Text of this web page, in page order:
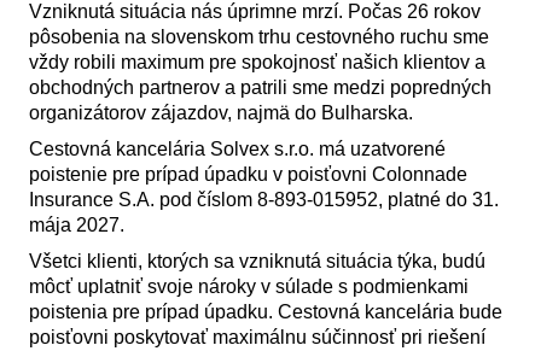
Vzniknutá situácia nás úprimne mrzí. Počas 26 rokov
pôsobenia na slovenskom trhu cestovného ruchu sme
vždy robili maximum pre spokojnosť našich klientov a
obchodných partnerov a patrili sme medzi popredných
organizátorov zájazdov, najmä do Bulharska.
Cestovná kancelária Solvex s.r.o. má uzatvorené
poistenie pre prípad úpadku v poisťovni Colonnade
Insurance S.A. pod číslom 8-893-015952, platné do 31.
mája 2027.
Všetci klienti, ktorých sa vzniknutá situácia týka, budú
môcť uplatniť svoje nároky v súlade s podmienkami
poistenia pre prípad úpadku. Cestovná kancelária bude
poisťovni poskytovať maximálnu súčinnosť pri riešení